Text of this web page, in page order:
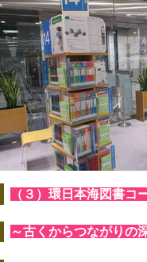
（３）環日本海図書コ
～古くからつながりの